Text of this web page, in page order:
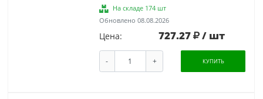
На складе 174 шт
Обновлено 08.08.2026
Цена: 727.27 / шт
- + КУПИТЬ